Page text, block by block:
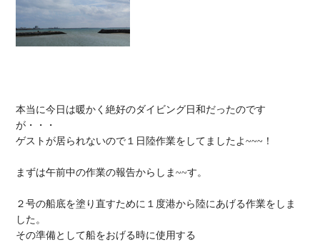
本当に今日は暖かく絶好のダイビング日和だったのです
が・・・
ゲストが居られないので１日陸作業をしてましたよ~~~！
まずは午前中の作業の報告からしま~~す。
２号の船底を塗り直すために１度港から陸にあげる作業をしま
した。
その準備として船をおげる時に使用する